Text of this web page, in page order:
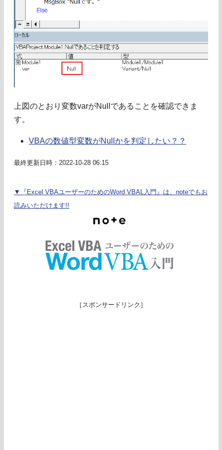
上図のとおり変数varがNullであることを確認できま
す。
VBAの数値型変数がNullかを判定したい？？
最終更新日時：2022-10-28 06:15
▼『Excel VBAユーザーのためのWord VBAL入門』は、noteでもお
読みいただけます!!
［スポンサードリンク］